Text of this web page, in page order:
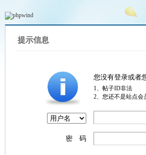
提示信息
您没有登录或者
1、帖子ID非法
2、您还不是站点会
密 码